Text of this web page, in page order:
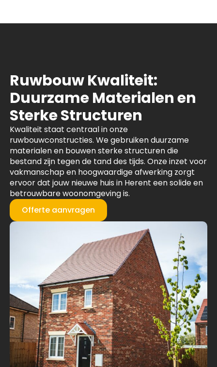
Ruwbouw Kwaliteit:
Duurzame Materialen en
Sterke Structuren
Kwaliteit staat centraal in onze
ruwbouwconstructies. We gebruiken duurzame
materialen en bouwen sterke structuren die
bestand zijn tegen de tand des tijds. Onze inzet voor
vakmanschap en hoogwaardige afwerking zorgt
ervoor dat jouw nieuwe huis in Herent een solide en
betrouwbare woonomgeving is.
Offerte aanvragen